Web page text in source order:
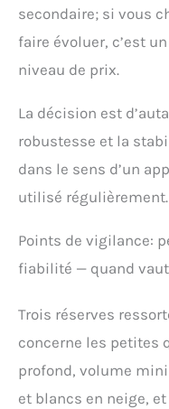
secondaire; si vous
faire évoluer, c’est
niveau de prix.
La décision est
robustesse et la
dans le sens d’un
utilisé régulièrement.
Points de vigilance:
fiabilité — quand
Trois réserves
concerne les petites
profond, volume
et blancs en neige,